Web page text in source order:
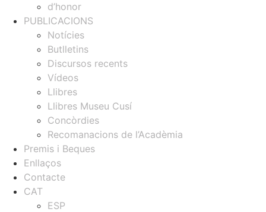
d’honor
PUBLICACIONS
Notícies
Butlletins
Discursos recents
Vídeos
Llibres
Llibres Museu Cusí
Concòrdies
Recomanacions de l’Acadèmia
Premis i Beques
Enllaços
Contacte
CAT
ESP